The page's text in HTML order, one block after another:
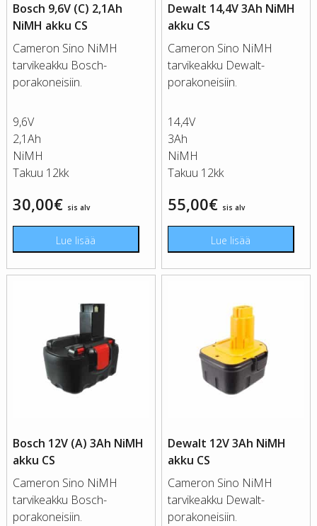
Bosch 9,6V (C) 2,1Ah
NiMH akku CS
Cameron Sino NiMH
tarvikeakku Bosch-
porakoneisiin.
9,6V
2,1Ah
NiMH
Takuu 12kk
30,00€ sis alv
Lue lisää
Dewalt 14,4V 3Ah NiMH
akku CS
Cameron Sino NiMH
tarvikeakku Dewalt-
porakoneisiin.
14,4V
3Ah
NiMH
Takuu 12kk
55,00€ sis alv
Lue lisää
Bosch 12V (A) 3Ah NiMH
akku CS
Cameron Sino NiMH
tarvikeakku Bosch-
porakoneisiin.
Dewalt 12V 3Ah NiMH
akku CS
Cameron Sino NiMH
tarvikeakku Dewalt-
porakoneisiin.